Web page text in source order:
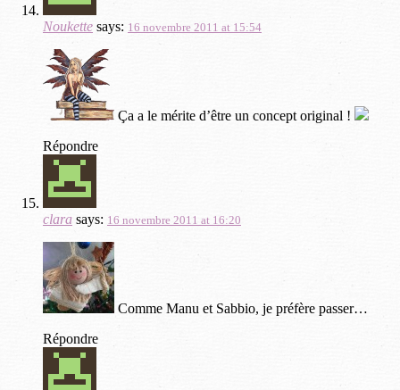
Noukette says: 16 novembre 2011 at 15:54
Ça a le mérite d’être un concept original !
Répondre
clara says: 16 novembre 2011 at 16:20
Comme Manu et Sabbio, je préfère passer…
Répondre